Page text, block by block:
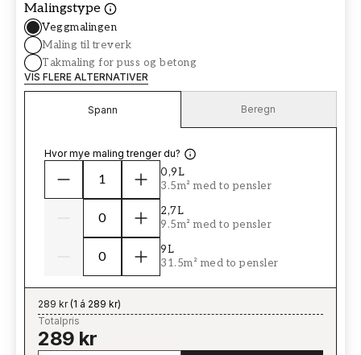
Malingstype
Veggmalingen
Maling til treverk
Takmaling for puss og betong
VIS FLERE ALTERNATIVER
Spann Beregn
Hvor mye maling trenger du?
0,9L
3.5m² med to pensler
2,7L
9.5m² med to pensler
9L
31.5m² med to pensler
289 kr(1 á 289 kr)
Totalpris
289 kr